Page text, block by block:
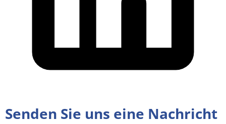
Senden Sie uns eine Nachricht